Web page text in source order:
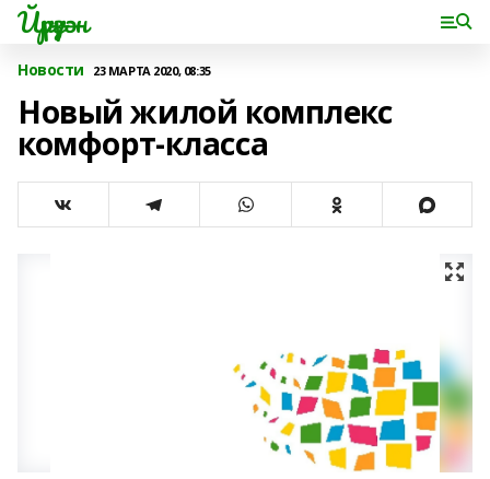
Йүрүҙән
Новости 23 МАРТА 2020, 08:35
Новый жилой комплекс
комфорт-класса